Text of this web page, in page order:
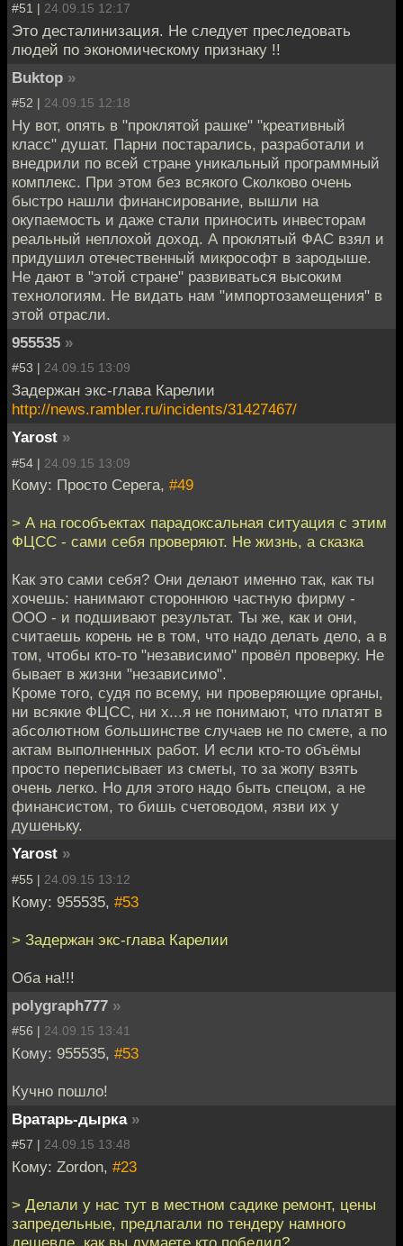
#51 | 24.09.15 12:17
Это десталинизация. Не следует преследовать
людей по экономическому признаку !!
Buktop »
#52 | 24.09.15 12:18
Ну вот, опять в "проклятой рашке" "креативный
класс" душат. Парни постарались, разработали и
внедрили по всей стране уникальный программный
комплекс. При этом без всякого Сколково очень
быстро нашли финансирование, вышли на
окупаемость и даже стали приносить инвесторам
реальный неплохой доход. А проклятый ФАС взял и
придушил отечественный микрософт в зародыше.
Не дают в "этой стране" развиваться высоким
технологиям. Не видать нам "импортозамещения" в
этой отрасли.
955535 »
#53 | 24.09.15 13:09
Задержан экс-глава Карелии
http://news.rambler.ru/incidents/31427467/
Yarost »
#54 | 24.09.15 13:09
Кому: Просто Серега, #49
> А на гособъектах парадоксальная ситуация с этим
ФЦСС - сами себя проверяют. Не жизнь, а сказка
Как это сами себя? Они делают именно так, как ты
хочешь: нанимают стороннюю частную фирму -
ООО - и подшивают результат. Ты же, как и они,
считаешь корень не в том, что надо делать дело, а в
том, чтобы кто-то "независимо" провёл проверку. Не
бывает в жизни "независимо".
Кроме того, судя по всему, ни проверяющие органы,
ни всякие ФЦСС, ни х...я не понимают, что платят в
абсолютном большинстве случаев не по смете, а по
актам выполненных работ. И если кто-то объёмы
просто переписывает из сметы, то за жопу взять
очень легко. Но для этого надо быть спецом, а не
финансистом, то бишь счетоводом, язви их у
душеньку.
Yarost »
#55 | 24.09.15 13:12
Кому: 955535, #53
> Задержан экс-глава Карелии
Оба на!!!
polygraph777 »
#56 | 24.09.15 13:41
Кому: 955535, #53
Кучно пошло!
Вратарь-дырка »
#57 | 24.09.15 13:48
Кому: Zordon, #23
> Делали у нас тут в местном садике ремонт, цены
запредельные, предлагали по тендеру намного
дешевле, как вы думаете кто победил?